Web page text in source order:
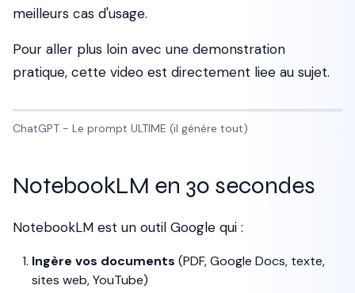
meilleurs cas d'usage.
Pour aller plus loin avec une demonstration
pratique, cette video est directement liee au sujet.
ChatGPT - Le prompt ULTIME (il génère tout)
NotebookLM en 30 secondes
NotebookLM est un outil Google qui :
Ingère vos documents (PDF, Google Docs, texte,
sites web, YouTube)